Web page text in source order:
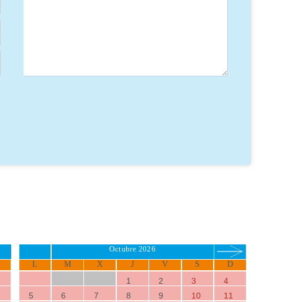
Octubre 2026
L M X J V S D
1 2 3
4
5
6 7 8 9 10
11